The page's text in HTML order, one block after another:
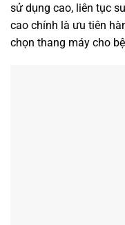
sử dụng cao, liên tục
cao chính là ưu tiên
chọn thang máy cho